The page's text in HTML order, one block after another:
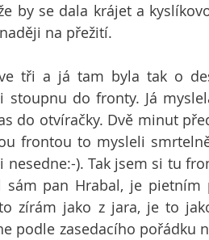
by se dala krájet a
na přežití.
tři a já tam byla tak o
stoupnu do fronty. Já
do otvíračky. Dvě minut
frontou to mysleli
nesedne:-). Tak jsem si tu
sám pan Hrabal, je
zírám jako z jara, je to
podle zasedacího pořádku